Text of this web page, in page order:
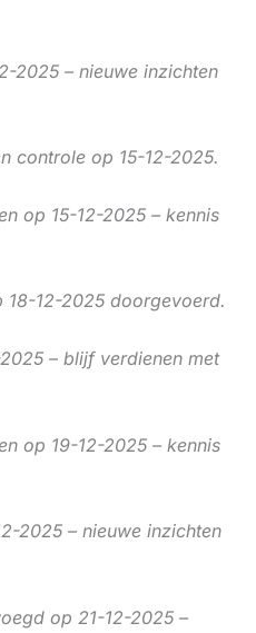
2025 – nieuwe inzichten
controle op 15-12-2025.
op 15-12-2025 – kennis
12-2025 doorgevoerd.
– blijf verdienen met
op 19-12-2025 – kennis
2025 – nieuwe inzichten
op 21-12-2025 –